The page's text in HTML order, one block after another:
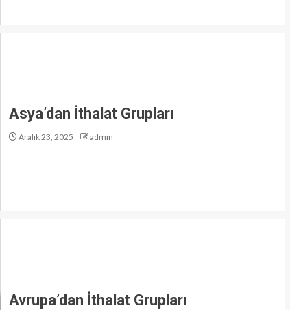
Asya’dan İthalat Grupları
Aralık 23, 2025 admin
Avrupa’dan İthalat Grupları